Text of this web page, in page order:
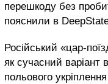
перешкоду без
пояснили в
Російський «цар-
як сучасний варіант
польового